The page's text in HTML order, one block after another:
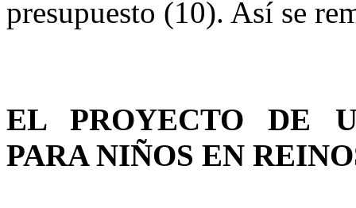
presupuesto (10). Así se
EL PROYECTO DE
PARA NIÑOS EN